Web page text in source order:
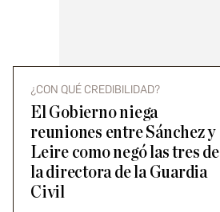
¿CON QUÉ CREDIBILIDAD?
El Gobierno niega
reuniones entre Sánchez y
Leire como negó las tres de
la directora de la Guardia
Civil